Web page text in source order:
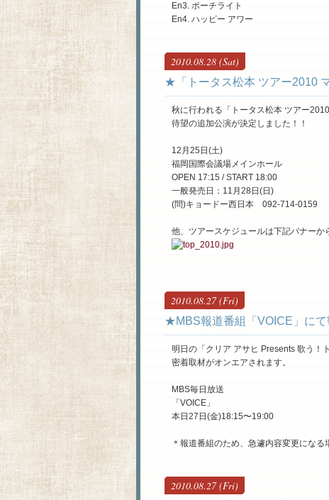
En3. ポーチライト
En4. ハッピー アワー
2010.08.28 (Sat)
★「トータス松本 ツアー2010
秋に行われる「トータス松本 ツアー
待望の追加公演が決定しました！！
12月25日(土)
福岡国際会議場メインホール
OPEN 17:15 / START 18:00
一般発売日：11月28日(日)
(問)キョードー西日本 092-714-0159
他、ツアースケジュールは下記バナーか
2010.08.27 (Fri)
★MBS報道番組「VOICE」にて
明日の「クリア アサヒ Presents 歌う！
密着取材がオンエアされます。
MBS毎日放送
「VOICE」
本日27日(金)18:15〜19:00
＊報道番組のため、急遽内容変更になる
2010.08.27 (Fri)